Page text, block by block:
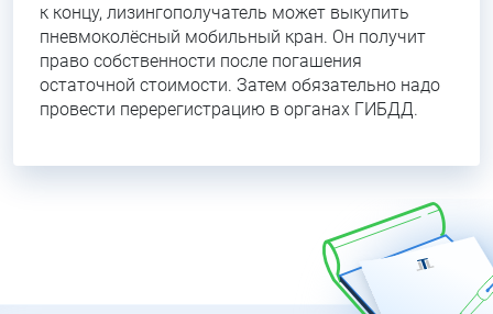
к концу, лизингополучатель может выкупить
пневмоколёсный мобильный кран. Он получит
право собственности после погашения
остаточной стоимости. Затем обязательно надо
провести перерегистрацию в органах ГИБДД.